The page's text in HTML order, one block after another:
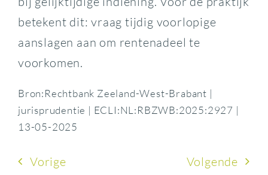
betekent dit: vraag tijdig voorlopige
aanslagen aan om rentenadeel te
voorkomen.
Bron:Rechtbank Zeeland-West-Brabant |
jurisprudentie | ECLI:NL:RBZWB:2025:2927 |
13-05-2025
Vorige Volgende